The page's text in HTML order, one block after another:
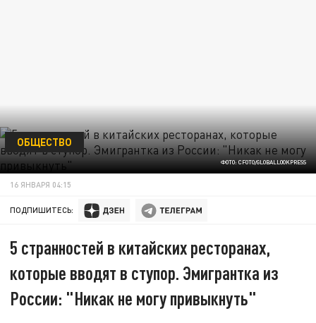
ФОТО: CFOTO/GLOBALLOOKPRESS
ОБЩЕСТВО
16 ЯНВАРЯ 04:15
ПОДПИШИТЕСЬ:
5 cтранностей в китайских ресторанах,
которые вводят в ступор. Эмигрантка из
России: "Никак не могу привыкнуть"